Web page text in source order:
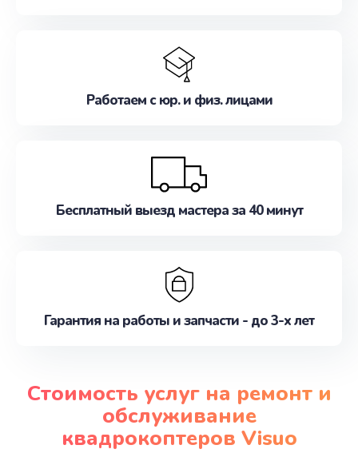
Работаем с юр. и физ. лицами
Бесплатный выезд мастера за 40 минут
Гарантия на работы и запчасти - до 3-х лет
Стоимость услуг на ремонт и
обслуживание
квадрокоптеров Visuo